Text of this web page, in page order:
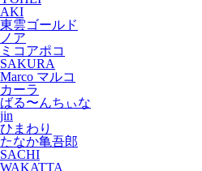
AKI
東雲ゴールド
ノア
ミコアポコ
SAKURA
Marco マルコ
カーラ
ばる〜んちぃな
jin
ひまわり
たなか亀吾郎
SACHI
WAKATTA